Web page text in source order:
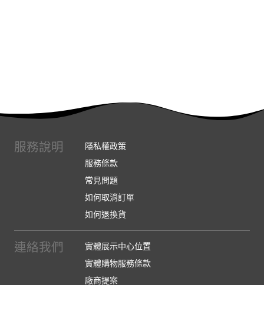
服務說明
隱私權政策
服務條款
常見問題
如何取消訂單
如何退換貨
連絡我們
實體展示中心位置
實體購物服務條款
廠商提案